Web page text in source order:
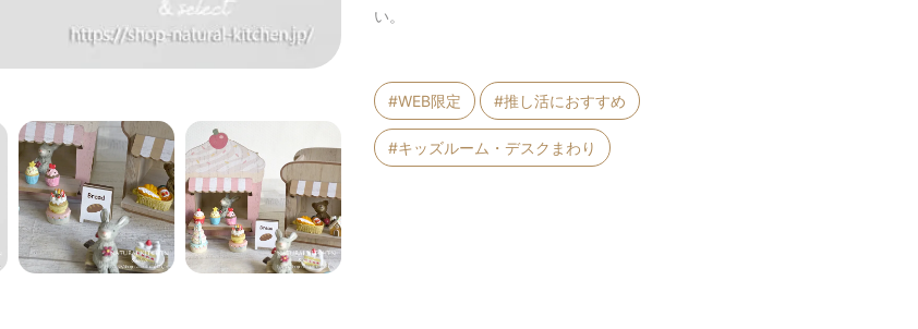
い。
#WEB限定 #推し活におすすめ
#キッズルーム・デスクまわり